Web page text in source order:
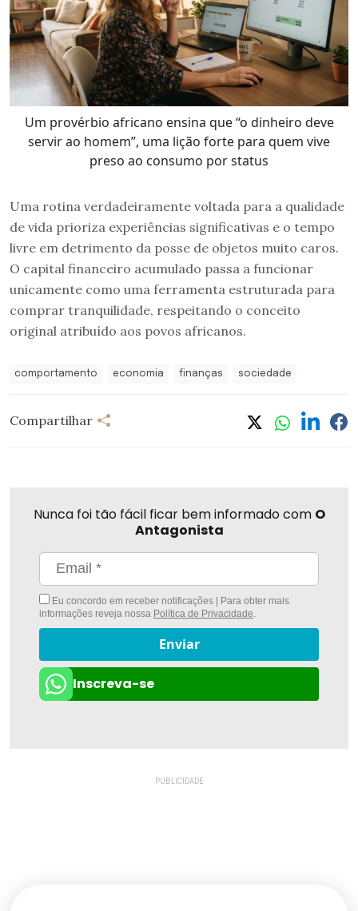
Um provérbio africano ensina que “o dinheiro deve
servir ao homem”, uma lição forte para quem vive
preso ao consumo por status
Uma rotina verdadeiramente voltada para a qualidade
de vida prioriza experiências significativas e o tempo
livre em detrimento da posse de objetos muito caros.
O capital financeiro acumulado passa a funcionar
unicamente como uma ferramenta estruturada para
comprar tranquilidade, respeitando o conceito
original atribuído aos povos africanos.
comportamento economia finanças sociedade
Compartilhar
Nunca foi tão fácil ficar bem informado com O
Antagonista
Eu concordo em receber notificações | Para obter mais
informações reveja nossa Política de Privacidade.
Enviar
Inscreva-se